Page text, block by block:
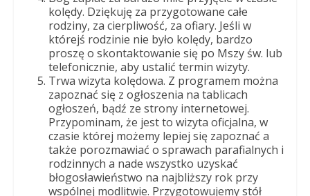
kolędy. Dziękuję za przygotowane całe
rodziny, za cierpliwość, za ofiary. Jeśli w
którejś rodzinie nie było kolędy, bardzo
proszę o skontaktowanie się po Mszy św. lub
telefonicznie, aby ustalić termin wizyty.
Trwa wizyta kolędowa. Z programem można
zapoznać się z ogłoszenia na tablicach
ogłoszeń, bądź ze strony internetowej.
Przypominam, że jest to wizyta oficjalna, w
czasie której możemy lepiej się zapoznać a
także porozmawiać o sprawach parafialnych i
rodzinnych a nade wszystko uzyskać
błogosławieństwo na najbliższy rok przy
wspólnej modlitwie. Przygotowujemy stół